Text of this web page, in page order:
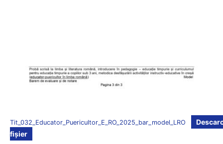
Tit_032_Educator_Puericultor_E_RO_2025_bar_model_LRO
fișier